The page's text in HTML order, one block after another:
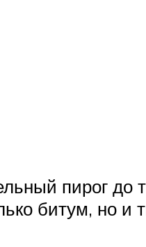
пирог до
битум, но и